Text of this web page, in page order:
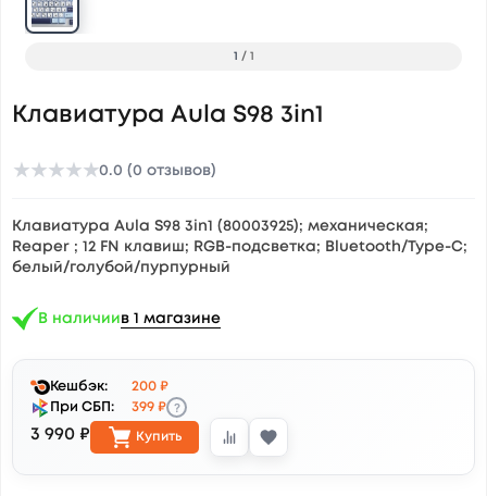
1 / 1
Клавиатура Aula S98 3in1
★★★★★0.0 (0 отзывов)
Клавиатура Aula S98 3in1 (80003925); механическая;
Reaper ; 12 FN клавиш; RGB-подсветка; Bluetooth/Type-C;
белый/голубой/пурпурный
В наличиив 1 магазине
Кешбэк:
200 ₽
При СБП:
399 ₽ ?
3 990 ₽ Купить